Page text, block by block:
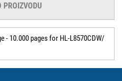
PROIZVODU
- 10.000 pages for HL-L8570CDW/